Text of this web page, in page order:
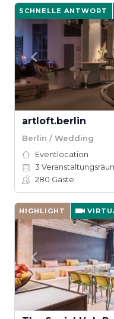
SCHNELLE ANTWORT
artloft.berlin
Berlin / Wedding
Eventlocation
3
280 Gäste
HIGHLIGHT